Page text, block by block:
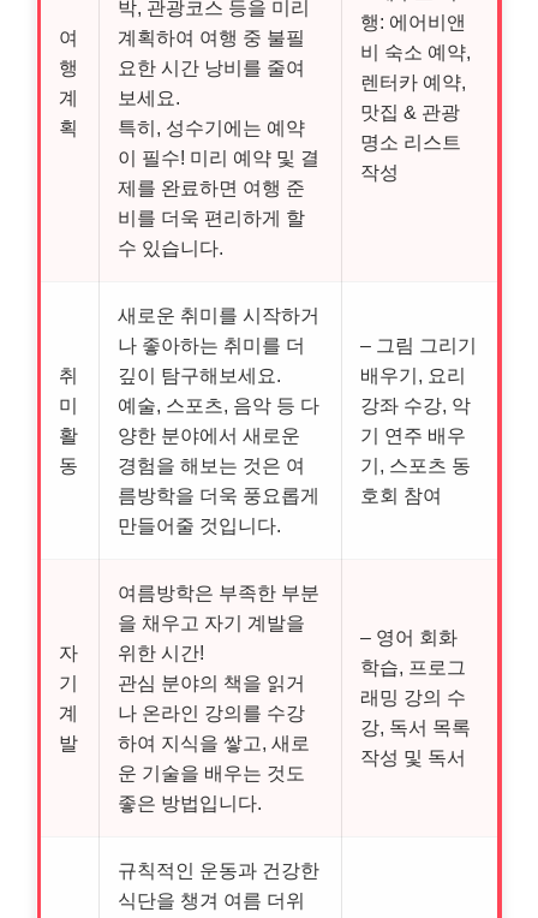
여
행
계
획
박, 관광코스 등을 미리
계획하여 여행 중 불필
요한 시간 낭비를 줄여
보세요.
특히, 성수기에는 예약
이 필수! 미리 예약 및 결
제를 완료하면 여행 준
비를 더욱 편리하게 할
수 있습니다.
행: 에어비앤
비 숙소 예약,
렌터카 예약,
맛집 & 관광
명소 리스트
작성
취
미
활
동
새로운 취미를 시작하거
나 좋아하는 취미를 더
깊이 탐구해보세요.
예술, 스포츠, 음악 등 다
양한 분야에서 새로운
경험을 해보는 것은 여
름방학을 더욱 풍요롭게
만들어줄 것입니다.
– 그림 그리기
배우기, 요리
강좌 수강, 악
기 연주 배우
기, 스포츠 동
호회 참여
자
기
계
발
여름방학은 부족한 부분
을 채우고 자기 계발을
위한 시간!
관심 분야의 책을 읽거
나 온라인 강의를 수강
하여 지식을 쌓고, 새로
운 기술을 배우는 것도
좋은 방법입니다.
– 영어 회화
학습, 프로그
래밍 강의 수
강, 독서 목록
작성 및 독서
규칙적인 운동과 건강한
식단을 챙겨 여름 더위